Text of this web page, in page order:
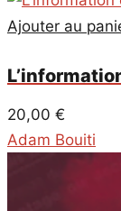
Ajouter au
20,00 €
Adam Bouiti